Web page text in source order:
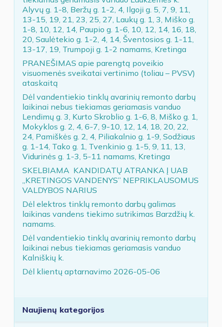
Alyvų g. 1-8, Beržų g. 1-2, 4, Ilgoji g. 5, 7, 9, 11,
13-15, 19, 21, 23, 25, 27, Laukų g. 1, 3, Miško g.
1-8, 10, 12, 14, Paupio g. 1-6, 10, 12, 14, 16, 18,
20, Saulėtekio g. 1-2, 4, 14, Šventosios g. 1-11,
13-17, 19, Trumpoji g. 1-2 namams, Kretinga
PRANEŠIMAS apie parengtą poveikio
visuomenės sveikatai vertinimo (toliau – PVSV)
ataskaitą
Dėl vandentiekio tinklų avarinių remonto darbų
laikinai nebus tiekiamas geriamasis vanduo
Lendimų g. 3, Kurto Skroblio g. 1-6, 8, Miško g. 1,
Mokyklos g. 2, 4, 6-7, 9-10, 12, 14, 18, 20, 22,
24, Pamiškės g. 2, 4, Piliakalnio g. 1-9, Sodžiaus
g. 1-14, Tako g. 1, Tvenkinio g. 1-5, 9, 11, 13,
Vidurinės g. 1-3, 5-11 namams, Kretinga
SKELBIAMA KANDIDATŲ ATRANKA Į UAB
„KRETINGOS VANDENYS” NEPRIKLAUSOMUS
VALDYBOS NARIUS
Dėl elektros tinklų remonto darbų galimas
laikinas vandens tiekimo sutrikimas Barzdžių k.
namams.
Dėl vandentiekio tinklų avarinių remonto darbų
laikinai nebus tiekiamas geriamasis vanduo
Kalniškių k.
Dėl klientų aptarnavimo 2026-05-06
Naujienų kategorijos